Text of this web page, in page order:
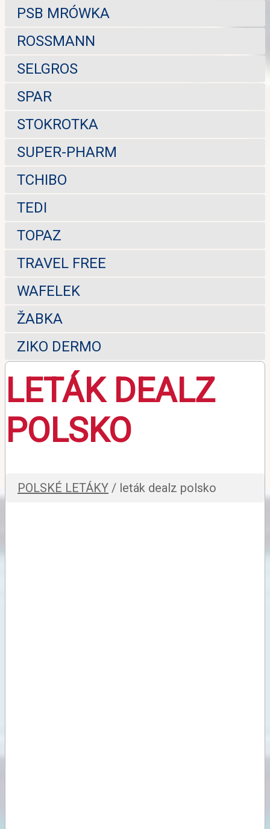
PSB MRÓWKA
ROSSMANN
SELGROS
SPAR
STOKROTKA
SUPER-PHARM
TCHIBO
TEDI
TOPAZ
TRAVEL FREE
WAFELEK
ŽABKA
ZIKO DERMO
LETÁK DEALZ
POLSKO
POLSKÉ LETÁKY / leták dealz polsko